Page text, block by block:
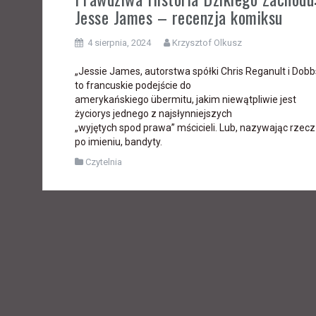
Jesse James – recenzja komiksu
4 sierpnia, 2024 Krzysztof Olkusz
„Jessie James, autorstwa spółki Chris Reganult i
to francuskie podejście do
amerykańskiego übermitu, jakim niewątpliwie jest
życiorys jednego z najsłynniejszych
„wyjętych spod prawa” mścicieli. Lub, nazywając rzecz
po imieniu, bandyty.
Czytelnia